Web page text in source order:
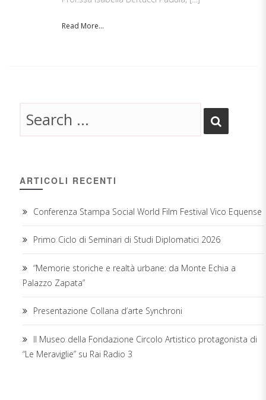
Read More...
ARTICOLI RECENTI
Conferenza Stampa Social World Film Festival Vico Equense
Primo Ciclo di Seminari di Studi Diplomatici 2026
“Memorie storiche e realtà urbane: da Monte Echia a
Palazzo Zapata”
Presentazione Collana d’arte Synchroni
Il Museo della Fondazione Circolo Artistico protagonista di
“Le Meraviglie” su Rai Radio 3